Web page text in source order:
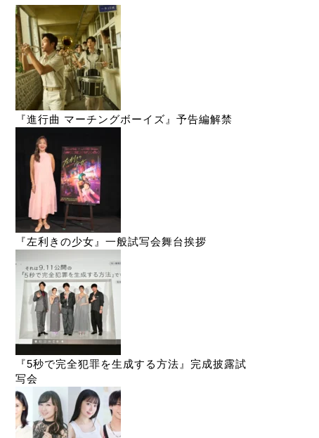
『進行曲 マーチングボーイズ』予告編解禁
『左利きの少女』一般試写会舞台挨拶
『5秒で完全犯罪を生成する方法』完成披露試
写会